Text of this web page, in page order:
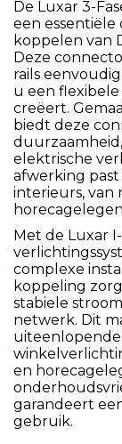
De Luxar 3-
een
koppelen van
Deze
rails
u een
creëert.
biedt deze
elektrische
afwerking
interieurs, van
Met de Luxar
complexe
koppeling
stabiele
netwerk. Dit
uiteenlopende
en
garandeert
gebruik.